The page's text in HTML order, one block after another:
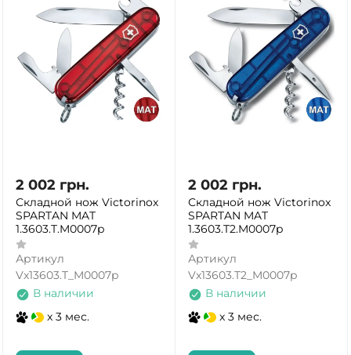
2 002 грн.
Складной нож Victorinox
SPARTAN MAT
1.3603.T.M0007p
Артикул
Vx13603.T_M0007p
В наличии
x 3 мес.
2 002 грн.
Складной нож Victorinox
SPARTAN MAT
1.3603.T2.M0007p
Артикул
Vx13603.T2_M0007p
В наличии
x 3 мес.